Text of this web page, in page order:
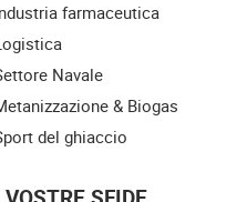
farmaceutica
Navale
& Biogas
del ghiaccio